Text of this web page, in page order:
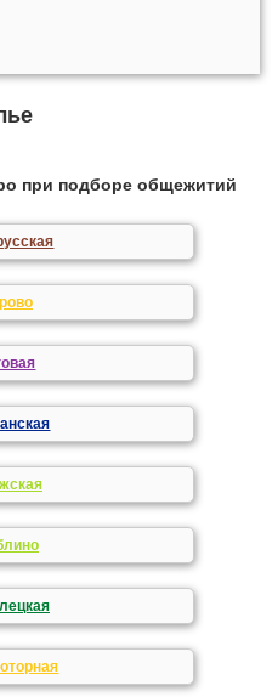
при подборе общежитий